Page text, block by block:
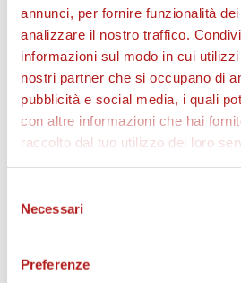
annunci, per fornire funzionalità
analizzare il nostro traffico.
informazioni sul modo in cui
nostri partner che si occupano di
pubblicità e social media, i quali
con altre informazioni che hai
raccolto dal tuo utilizzo dei loro
delNecessari
Preferenze
AS CITTADELLA STORE